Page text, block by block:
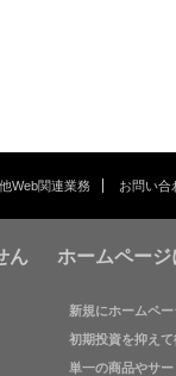
Web関連業務 お問い合
ん
ホームページ
新規にホームペ
初期投資を抑え
単一の商品やサ